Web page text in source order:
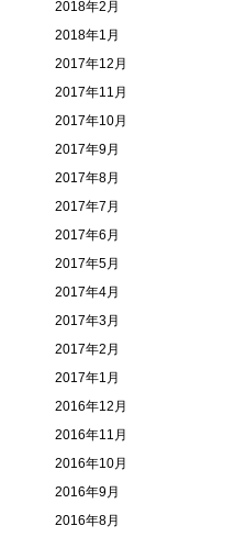
2018年2月
2018年1月
2017年12月
2017年11月
2017年10月
2017年9月
2017年8月
2017年7月
2017年6月
2017年5月
2017年4月
2017年3月
2017年2月
2017年1月
2016年12月
2016年11月
2016年10月
2016年9月
2016年8月